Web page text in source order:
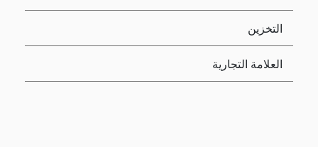
التخزين
العلامة التجارية